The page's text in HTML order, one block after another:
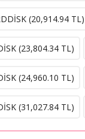
(20,914.94 TL)
(23,804.34 TL)
(24,960.10 TL)
(31,027.84 TL)